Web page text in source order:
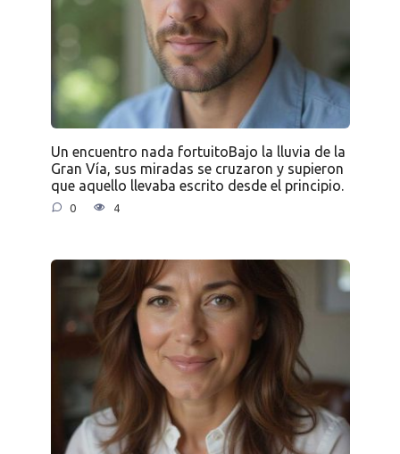
Un encuentro nada fortuitoBajo la lluvia de la
Gran Vía, sus miradas se cruzaron y supieron
que aquello llevaba escrito desde el principio.
0 4